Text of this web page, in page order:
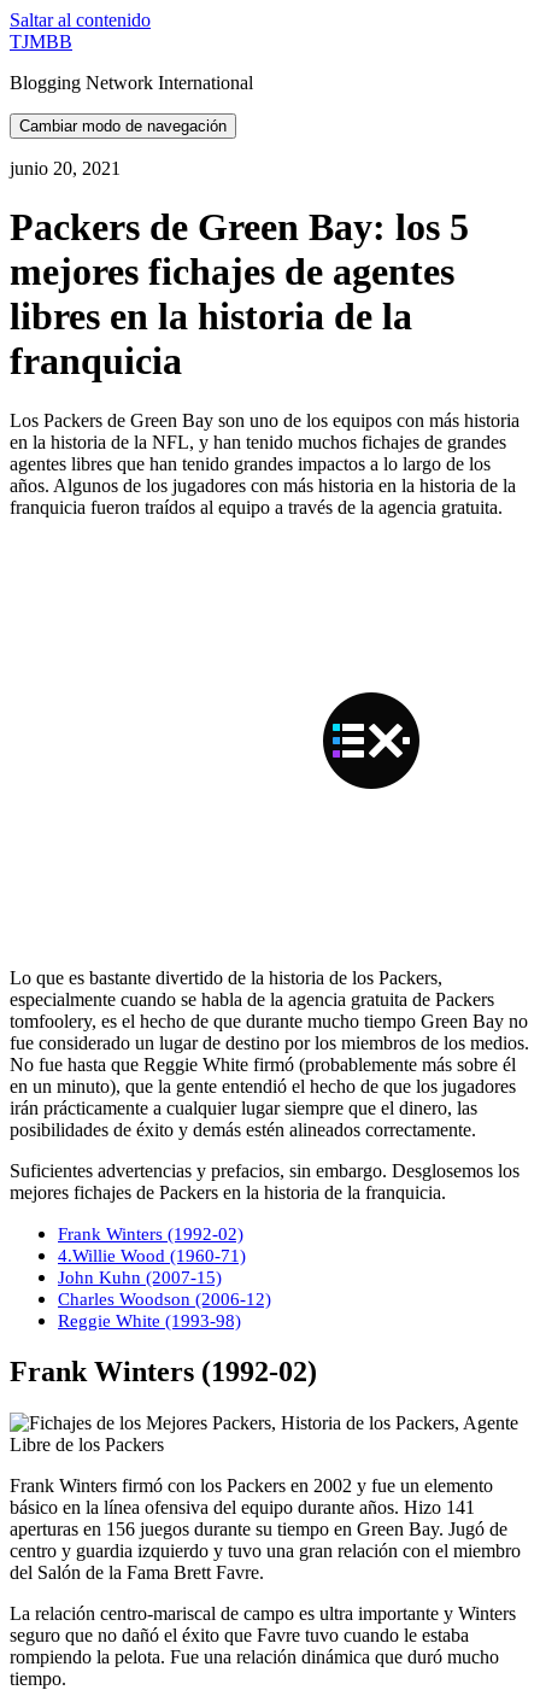
Saltar al contenido
TJMBB
Blogging Network International
Cambiar modo de navegación
junio 20, 2021
Packers de Green Bay: los 5
mejores fichajes de agentes
libres en la historia de la
franquicia
Los Packers de Green Bay son uno de los equipos con más historia
en la historia de la NFL, y han tenido muchos fichajes de grandes
agentes libres que han tenido grandes impactos a lo largo de los
años. Algunos de los jugadores con más historia en la historia de la
franquicia fueron traídos al equipo a través de la agencia gratuita.
Lo que es bastante divertido de la historia de los Packers,
especialmente cuando se habla de la agencia gratuita de Packers
tomfoolery, es el hecho de que durante mucho tiempo Green Bay no
fue considerado un lugar de destino por los miembros de los medios.
No fue hasta que Reggie White firmó (probablemente más sobre él
en un minuto), que la gente entendió el hecho de que los jugadores
irán prácticamente a cualquier lugar siempre que el dinero, las
posibilidades de éxito y demás estén alineados correctamente.
Suficientes advertencias y prefacios, sin embargo. Desglosemos los
mejores fichajes de Packers en la historia de la franquicia.
Frank Winters (1992-02)
4.Willie Wood (1960-71)
John Kuhn (2007-15)
Charles Woodson (2006-12)
Reggie White (1993-98)
Frank Winters (1992-02)
Frank Winters firmó con los Packers en 2002 y fue un elemento
básico en la línea ofensiva del equipo durante años. Hizo 141
aperturas en 156 juegos durante su tiempo en Green Bay. Jugó de
centro y guardia izquierdo y tuvo una gran relación con el miembro
del Salón de la Fama Brett Favre.
La relación centro-mariscal de campo es ultra importante y Winters
seguro que no dañó el éxito que Favre tuvo cuando le estaba
rompiendo la pelota. Fue una relación dinámica que duró mucho
tiempo.